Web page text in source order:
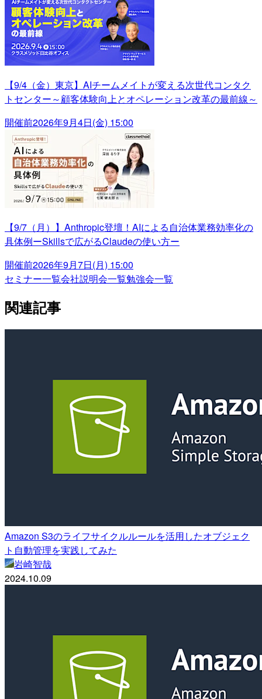
【9/4（金）東京】AIチームメイトが変える次世代コンタク
トセンター～顧客体験向上とオペレーション改革の最前線～
開催前2026年9月4日(金) 15:00
【9/7（月）】Anthropic登壇！AIによる自治体業務効率化の
具体例ーSkillsで広がるClaudeの使い方ー
開催前2026年9月7日(月) 15:00
セミナー一覧会社説明会一覧勉強会一覧
関連記事
Amazon S3のライフサイクルルールを活用したオブジェク
ト自動管理を実践してみた
岩崎智哉
2024.10.09